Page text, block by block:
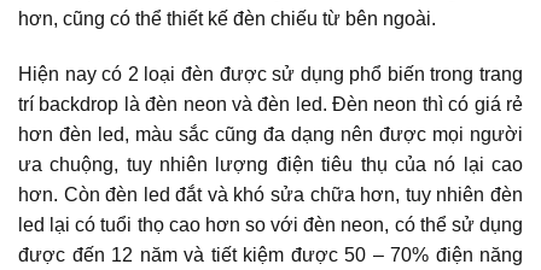
hơn, cũng có thể thiết kế đèn chiếu từ bên ngoài.
Hiện nay có 2 loại đèn được sử dụng phổ biến trong trang
trí backdrop là đèn neon và đèn led. Đèn neon thì có giá rẻ
hơn đèn led, màu sắc cũng đa dạng nên được mọi người
ưa chuộng, tuy nhiên lượng điện tiêu thụ của nó lại cao
hơn. Còn đèn led đắt và khó sửa chữa hơn, tuy nhiên đèn
led lại có tuổi thọ cao hơn so với đèn neon, có thể sử dụng
được đến 12 năm và tiết kiệm được 50 – 70% điện năng